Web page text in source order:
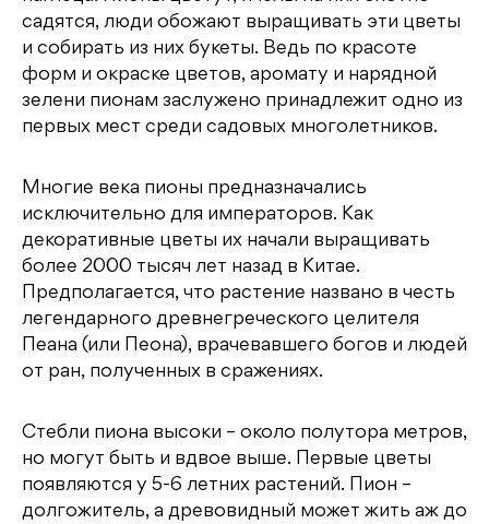
садятся, люди обожают выращивать эти цветы
и собирать из них букеты. Ведь по красоте
форм и окраске цветов, аромату и нарядной
зелени пионам заслужено принадлежит одно из
первых мест среди садовых многолетников.
Многие века пионы предназначались
исключительно для императоров. Как
декоративные цветы их начали выращивать
более 2000 тысяч лет назад в Китае.
Предполагается, что растение названо в честь
легендарного древнегреческого целителя
Пеана (или Пеона), врачевавшего богов и людей
от ран, полученных в сражениях.
Стебли пиона высоки – около полутора метров,
но могут быть и вдвое выше. Первые цветы
появляются у 5-6 летних растений. Пион –
долгожитель, а древовидный может жить аж до